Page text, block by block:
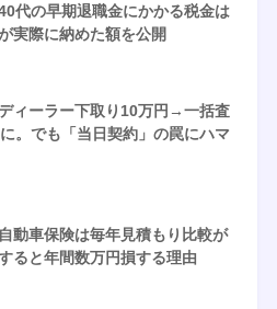
40代の早期退職金にかかる税金は
実際に納めた額を公開
ディーラー下取り10万円→一括査
。でも「当日契約」の罠にハマ
自動車保険は毎年見積もり比較が
ると年間数万円損する理由